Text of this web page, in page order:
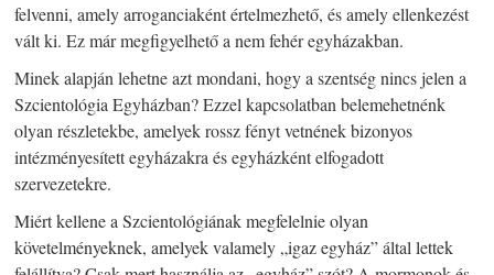
felvenni, amely arroganciaként értelmezhető, és amely ellenkezést
vált ki. Ez már megfigyelhető a nem fehér egyházakban.
Minek alapján lehetne azt mondani, hogy a szentség nincs jelen a
Szcientológia Egyházban? Ezzel kapcsolatban belemehetnénk
olyan részletekbe, amelyek rossz fényt vetnének bizonyos
intézményesített egyházakra és egyházként elfogadott
szervezetekre.
Miért kellene a Szcientológiának megfelelnie olyan
követelményeknek, amelyek valamely „igaz egyház” által lettek